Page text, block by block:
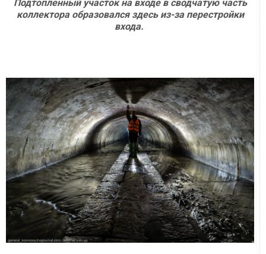
Подтопленный участок на входе в сводчатую часть
коллектора образовался здесь из-за перестройки
входа.